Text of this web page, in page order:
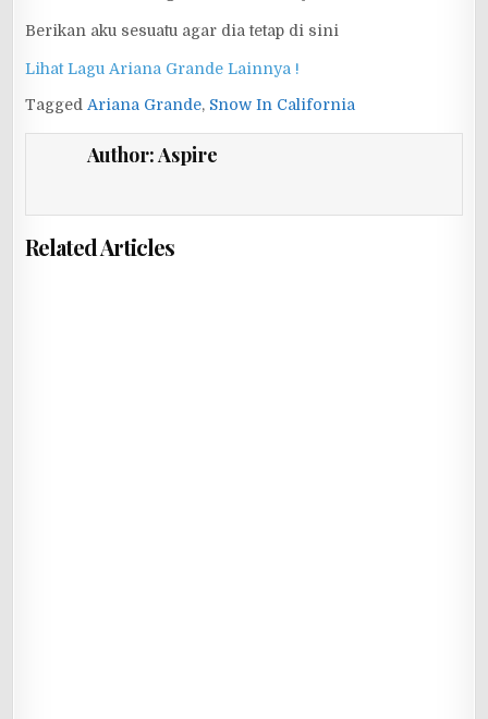
Berikan aku sesuatu agar dia tetap di sini
Lihat Lagu Ariana Grande Lainnya !
Tagged Ariana Grande, Snow In California
Author:Aspire
Related Articles